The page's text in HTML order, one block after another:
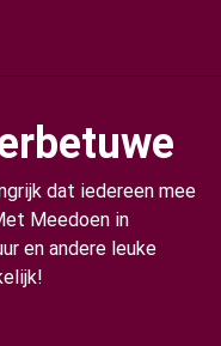
dat iedereen mee
Meedoen in
en andere leuke